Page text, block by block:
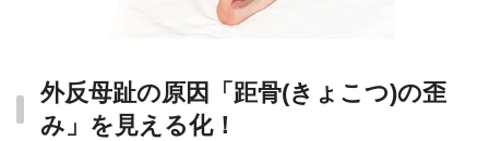
外反母趾の原因「距骨(きょこつ)の歪
み」を見える化！